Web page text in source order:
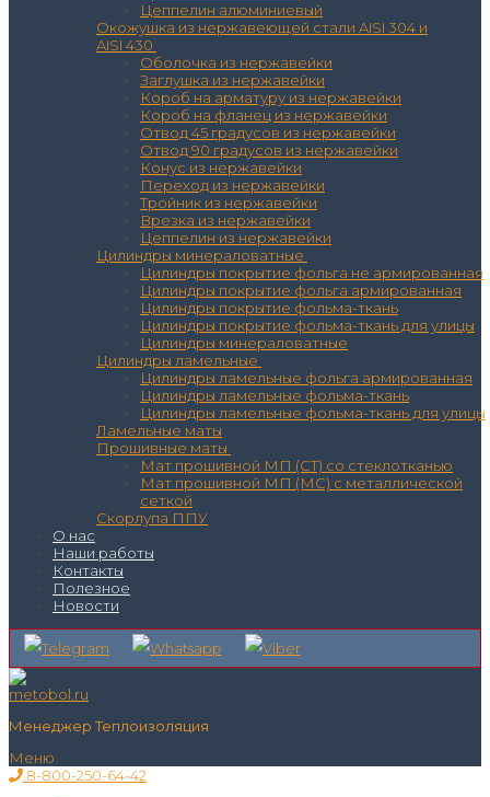
Цеппелин алюминиевый
Окожушка из нержавеющей стали AISI 304 и
AISI 430
Оболочка из нержавейки
Заглушка из нержавейки
Короб на арматуру из нержавейки
Короб на фланец из нержавейки
Отвод 45 градусов из нержавейки
Отвод 90 градусов из нержавейки
Конус из нержавейки
Переход из нержавейки
Тройник из нержавейки
Врезка из нержавейки
Цеппелин из нержавейки
Цилиндры минераловатные
Цилиндры покрытие фольга не армированная
Цилиндры покрытие фольга армированная
Цилиндры покрытие фольма-ткань
Цилиндры покрытие фольма-ткань для улицы
Цилиндры минераловатные
Цилиндры ламельные
Цилиндры ламельные фольга армированная
Цилиндры ламельные фольма-ткань
Цилиндры ламельные фольма-ткань для улицы
Ламельные маты
Прошивные маты
Мат прошивной МП (СТ) со стеклотканью
Мат прошивной МП (МС) с металлической
сеткой
Скорлупа ППУ
О нас
Наши работы
Контакты
Полезное
Новости
Менеджер Теплоизоляция
Меню
8-800-250-64-42